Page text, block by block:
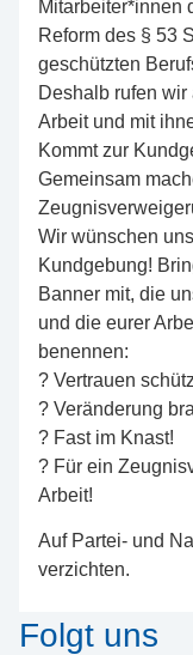
Mitarbeiter*innen
Reform des § 53
geschützten
Deshalb rufen
Arbeit und mit
Kommt zur
Gemeinsam
Wir wünschen
Kundgebung!
Banner mit, die
und die eurer
benennen:
? Vertrauen
? Veränderung
? Fast im Knast!
? Für ein
Arbeit!
Auf Partei- und
verzichten.
Folgt uns